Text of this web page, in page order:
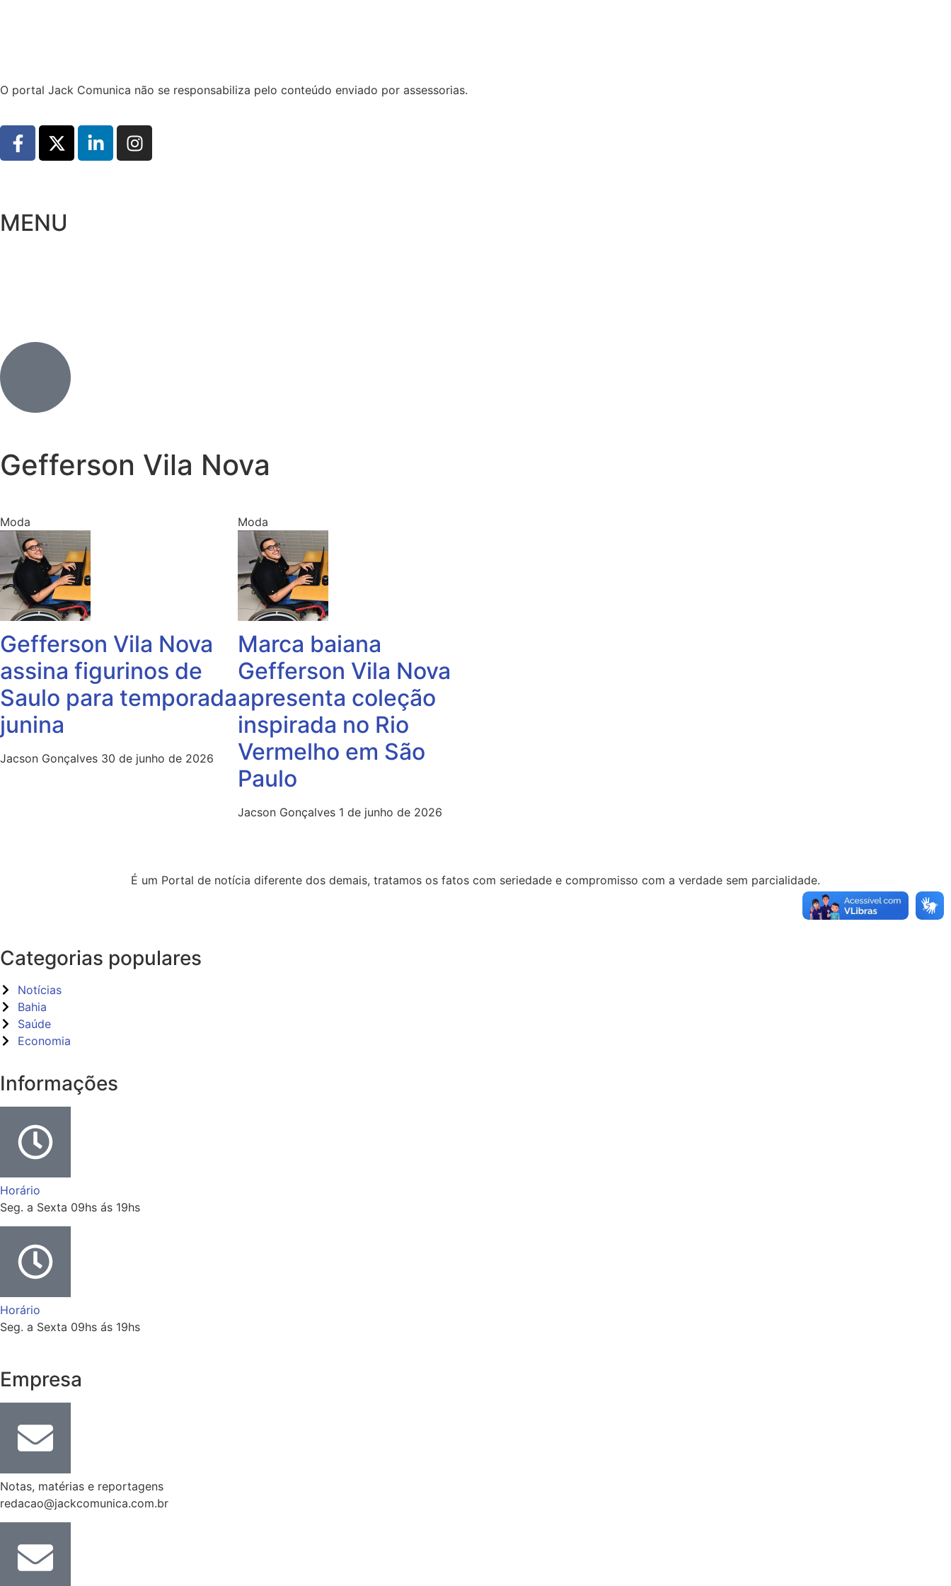
O portal Jack Comunica não se responsabiliza pelo conteúdo enviado por assessorias.
MENU
Gefferson Vila Nova
Moda
Gefferson Vila Nova
assina figurinos de
Saulo para temporada
junina
Jacson Gonçalves 30 de junho de 2026
Moda
Marca baiana
Gefferson Vila Nova
apresenta coleção
inspirada no Rio
Vermelho em São
Paulo
Jacson Gonçalves 1 de junho de 2026
É um Portal de notícia diferente dos demais, tratamos os fatos com seriedade e compromisso com a verdade sem parcialidade.
Categorias populares
Notícias
Bahia
Saúde
Economia
Informações
Horário
Seg. a Sexta 09hs ás 19hs
Horário
Seg. a Sexta 09hs ás 19hs
Empresa
Notas, matérias e reportagens
redacao@jackcomunica.com.br